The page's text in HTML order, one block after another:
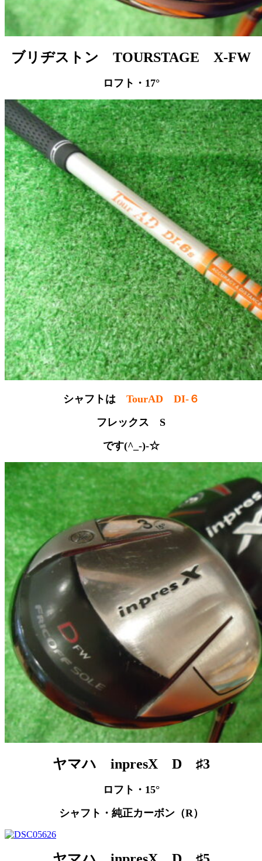
ブリヂストン TOURSTAGE X-FW
ロフト・17°
シャフトは TourAD DI-６
フレックス S
です(^_-)-☆
ヤマハ inpresX D ♯3
ロフト・15°
シャフト・純正カーボン（R）